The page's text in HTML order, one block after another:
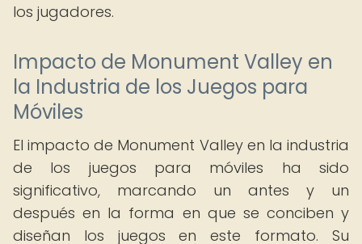
los jugadores.
Impacto de Monument Valley en
la Industria de los Juegos para
Móviles
El impacto de Monument Valley en la industria
de los juegos para móviles ha sido
significativo, marcando un antes y un
después en la forma en que se conciben y
diseñan los juegos en este formato. Su